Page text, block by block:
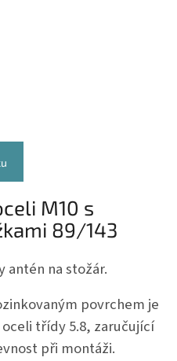
M10 s
89/143
na stožár.
povrchem je
třídy 5.8, zaručující
při montáži.